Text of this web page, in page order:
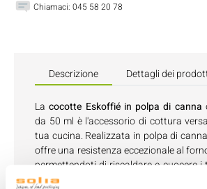
Chiamaci: 045 58 20 78
Descrizione Dettagli dei
Lacocotte Eskoffié in polpa di canna
da 50 ml è l'accessorio di cottura
tua cucina. Realizzata in polpa di
offre una resistenza eccezionale al
permettendoti di riscaldare e cuocere i
facilità.